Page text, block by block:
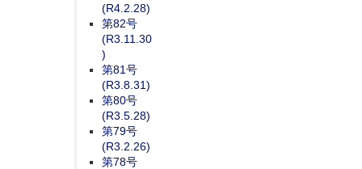
(R4.2.28)
第82号
(R3.11.30
)
第81号
(R3.8.31)
第80号
(R3.5.28)
第79号
(R3.2.26)
第78号